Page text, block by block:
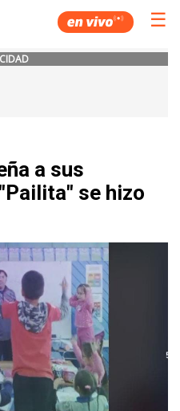
☰
a sus
se hizo